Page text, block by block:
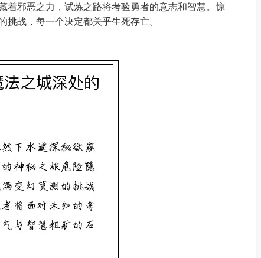
着邪恶之力，试炼之路将考验勇者的意志和智慧。惊
战，每一个决定都关乎生死存亡。